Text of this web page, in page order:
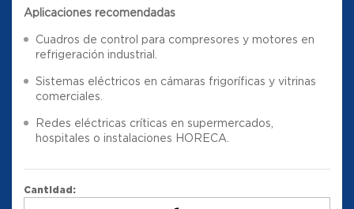
Aplicaciones recomendadas
Cuadros de control para compresores y motores en
refrigeración industrial.
Sistemas eléctricos en cámaras frigoríficas y vitrinas
comerciales.
Redes eléctricas críticas en supermercados,
hospitales o instalaciones HORECA.
Cantidad: